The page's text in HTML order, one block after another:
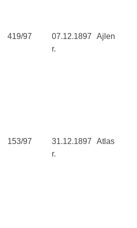
419/97
07.12.1897
r.
Ajlen
153/97
31.12.1897
r.
Atlas